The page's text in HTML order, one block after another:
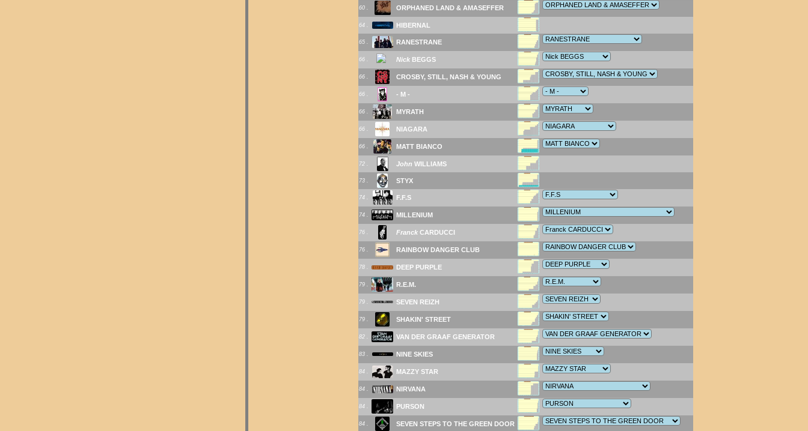
60 . ORPHANED LAND & AMASEFFER
64 . HIBERNAL
65 . RANESTRANE
66 . Nick BEGGS
66 . CROSBY, STILL, NASH & YOUNG
66 . - M -
66 . MYRATH
66 . NIAGARA
66 . MATT BIANCO
72 . John WILLIAMS
73 . STYX
74 . F.F.S
74 . MILLENIUM
76 . Franck CARDUCCI
76 . RAINBOW DANGER CLUB
78 . DEEP PURPLE
79 . R.E.M.
79 . SEVEN REIZH
79 . SHAKIN' STREET
82 . VAN DER GRAAF GENERATOR
83 . NINE SKIES
84 . MAZZY STAR
84 . NIRVANA
84 . PURSON
84 . SEVEN STEPS TO THE GREEN DOOR